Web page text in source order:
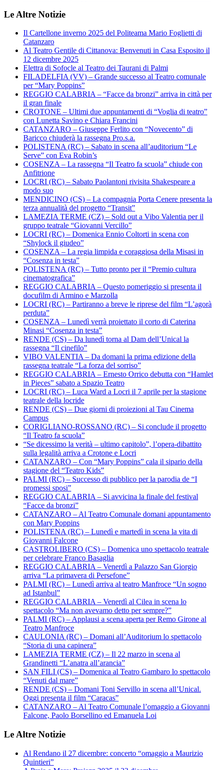
Le Altre Notizie
Il Cartellone inverno 2025 del Politeama Mario Foglietti di
Catanzaro
Al Teatro Gentile di Cittanova: Benvenuti in Casa Esposito il
12 dicembre 2025
Elettra di Sofocle al Teatro dei Taurani di Palmi
FILADELFIA (VV) – Grande successo al Teatro comunale
per “Mary Poppins”
REGGIO CALABRIA – “Facce da bronzi” arriva in città per
il gran finale
CROTONE – Ultimi due appuntamenti di “Voglia di teatro”
con Lunetta Savino e Chiara Francini
CATANZARO – Giuseppe Ferlito con “Novecento” di
Baricco chiuderà la rassegna Pro.s.a.
POLISTENA (RC) – Sabato in scena all’auditorium “Le
Serve” con Eva Robin’s
COSENZA – La rassegna “Il Teatro fa scuola” chiude con
Anfitrione
LOCRI (RC) – Sabato Paolantoni rivisita Shakespeare a
modo suo
MENDICINO (CS) – La compagnia Porta Cenere presenta la
terza annualità del progetto “Transit”
LAMEZIA TERME (CZ) – Sold out a Vibo Valentia per il
gruppo teatrale “Giovanni Vercillo”
LOCRI (RC) – Domenica Ennio Coltorti in scena con
“Shylock il giudeo”
COSENZA – La regia limpida e coraggiosa della Misasi in
“Cosenza in testa”
POLISTENA (RC) – Tutto pronto per il “Premio cultura
cinematografica”
REGGIO CALABRIA – Questo pomeriggio si presenta il
docufilm di Armino e Marzolla
LOCRI (RC) – Partiranno a breve le riprese del film “L’agorà
perduta”
COSENZA – Lunedì verrà proiettato il corto di Caterina
Minasi “Cosenza in testa”
RENDE (CS) – Da lunedì torna al Dam dell’Unical la
rassegna “Il cinefilo”
VIBO VALENTIA – Da domani la prima edizione della
rassegna teatrale “La forza del sorriso”
REGGIO CALABRIA – Ernesto Orrico debutta con “Hamlet
in Pieces” sabato a Spazio Teatro
LOCRI (RC) – Luca Ward a Locri il 7 aprile per la stagione
teatrale della locride
RENDE (CS) – Due giorni di proiezioni al Tau Cinema
Campus
CORIGLIANO-ROSSANO (RC) – Si conclude il progetto
“Il Teatro fa scuola”
“Se dicessimo la verità – ultimo capitolo”, l’opera-dibattito
sulla legalità arriva a Crotone e Locri
CATANZARO – Con “Mary Poppins” cala il sipario della
stagione del “Teatro Kids”
PALMI (RC) – Successo di pubblico per la parodia de “I
promessi sposi”
REGGIO CALABRIA – Si avvicina la finale del festival
“Facce da bronzi”
CATANZARO – Al Teatro Comunale domani appuntamento
con Mary Poppins
POLISTENA (RC) – Lunedì e martedì in scena la vita di
Giovanni Falcone
CASTROLIBERO (CS) – Domenica uno spettacolo teatrale
per celebrare Franco Basaglia
REGGIO CALABRIA – Venerdì a Palazzo San Giorgio
arriva “La primavera di Persefone”
PALMI (RC) – Lunedì arriva al teatro Manfroce “Un sogno
ad Istanbul”
REGGIO CALABRIA – Venerdì al Cilea in scena lo
spettacolo “Ma non avevamo detto per sempre?”
PALMI (RC) – Applausi a scena aperta per Remo Girone al
Teatro Manfroce
CAULONIA (RC) – Domani all’Auditorium lo spettacolo
“Storia di una capinera”
LAMEZIA TERME (CZ) – Il 22 marzo in scena al
Grandinetti “L’anatra all’arancia”
SAN FILI (CS) – Domenica al Teatro Gambaro lo spettacolo
“Venuti dal mare”
RENDE (CS) – Domani Toni Servillo in scena all’Unical.
Oggi presenta il film “Caracas”
CATANZARO – Al Teatro Comunale l’omaggio a Giovanni
Falcone, Paolo Borsellino ed Emanuela Loi
Le Altre Notizie
Al Rendano il 27 dicembre: concerto “omaggio a Maurizio
Quintieri”